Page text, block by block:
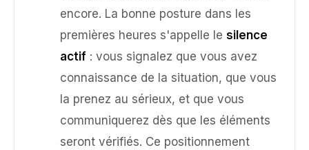
encore. La bonne posture dans les
premières heures s'appelle le silence
actif : vous signalez que vous avez
connaissance de la situation, que vous
la prenez au sérieux, et que vous
communiquerez dès que les éléments
seront vérifiés. Ce positionnement